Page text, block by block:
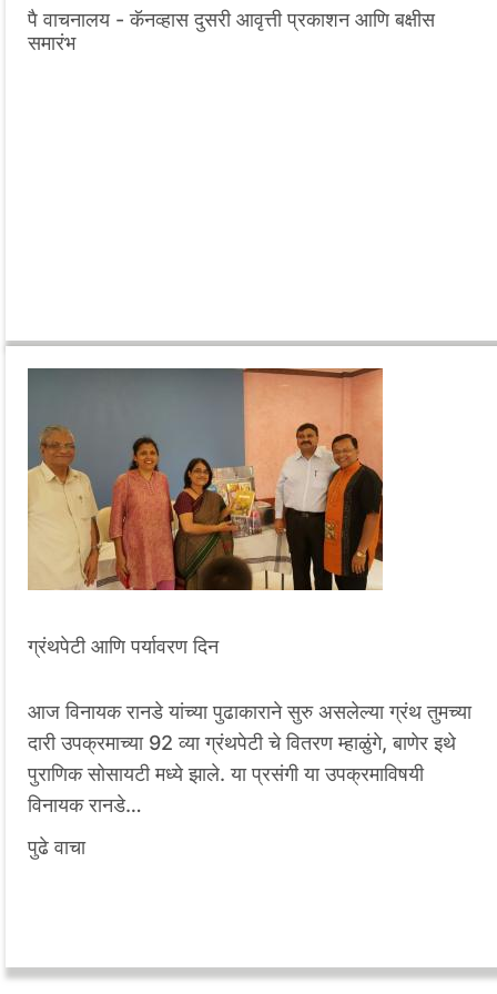
पै वाचनालय - कॅनव्हास दुसरी आवृत्ती प्रकाशन आणि बक्षीस
समारंभ
ग्रंथपेटी आणि पर्यावरण दिन
आज विनायक रानडे यांच्या पुढाकाराने सुरु असलेल्या ग्रंथ तुमच्या
दारी उपक्रमाच्या 92 व्या ग्रंथपेटी चे वितरण म्हाळुंगे, बाणेर इथे
पुराणिक सोसायटी मध्ये झाले. या प्रसंगी या उपक्रमाविषयी
विनायक रानडे…
पुढे वाचा